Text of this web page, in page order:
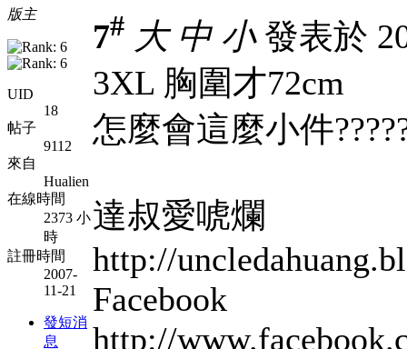
版主
UID
18
帖子
9112
來自
Hualien
在線時間
2373 小
時
註冊時間
2007-
11-21
發短消
息
7# 大 中 小發表於
3XL 胸圍才72cm
怎麼會這麼小件
達叔愛唬爛
http://
Facebook
http://